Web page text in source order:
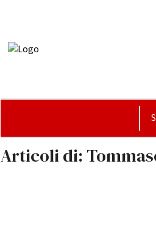
Articoli di: